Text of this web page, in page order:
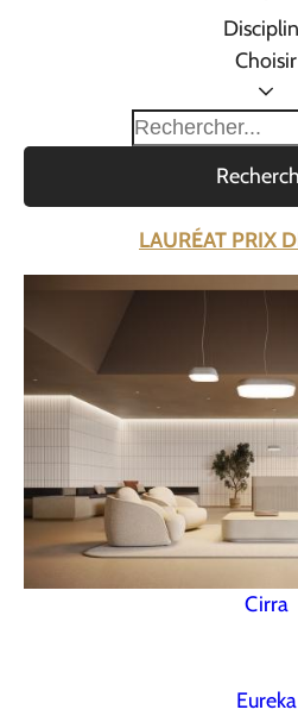
Choisir
LAURÉAT PRIX
Cirra
Eureka